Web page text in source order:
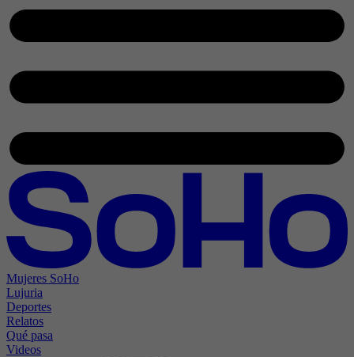
Mujeres SoHo
Lujuria
Deportes
Relatos
Qué pasa
Videos